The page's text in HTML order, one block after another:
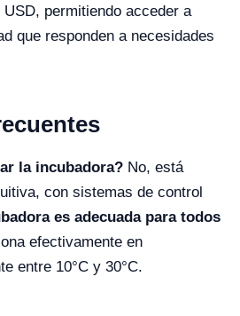
USD, permitiendo acceder a
que responden a necesidades
la incubadora? No, está
con sistemas de control
es adecuada para todos
efectivamente en
entre 10°C y 30°C.